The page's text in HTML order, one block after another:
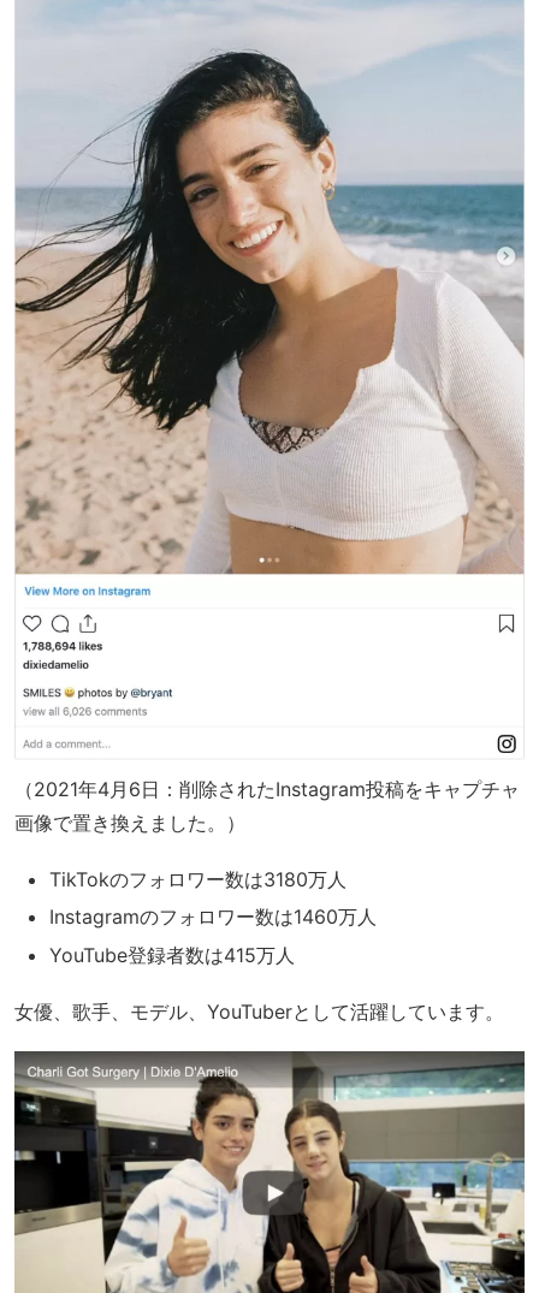
（2021年4月6日：削除されたInstagram投稿をキャプチャ
画像で置き換えました。）
TikTokのフォロワー数は3180万人
Instagramのフォロワー数は1460万人
YouTube登録者数は415万人
女優、歌手、モデル、YouTuberとして活躍しています。